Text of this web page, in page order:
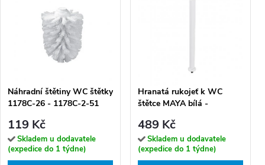
Náhradní štětiny WC štětky
1178C-26 - 1178C-2-51
119 Kč
Skladem u dodavatele
(expedice do 1 týdne)
Hranatá rukojeť k WC
štětce MAYA bílá -
489 Kč
Skladem u dodavatele
(expedice do 1 týdne)